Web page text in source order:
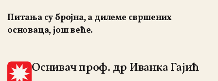
Питања су бројна, а дилеме свршених
основаца, још веће.
Оснивач проф. др Иванка Гајић